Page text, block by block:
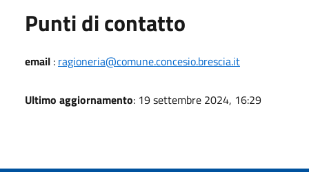
Punti di contatto
email : ragioneria@comune.concesio.brescia.it
Ultimo aggiornamento: 19 settembre 2024, 16:29